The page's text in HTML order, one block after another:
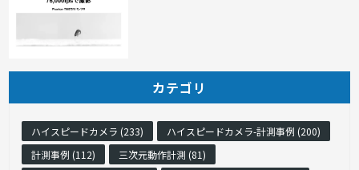
カテゴリ
ハイスピードカメラ (233)
ハイスピードカメラ-計測事例 (200)
計測事例 (112)
三次元動作計測 (81)